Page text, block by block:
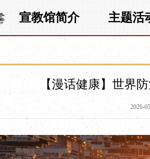
宣教馆简介 主题活
【漫话健康】世界
2026-